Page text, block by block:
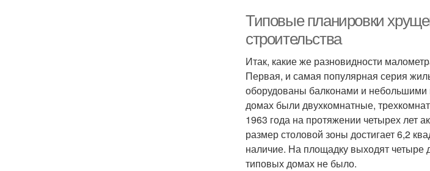
Типовые планировки
строительства
Итак, какие же разновидности
Первая, и самая популярная серия
оборудованы балконами и небольшими
домах были двухкомнатные,
1963 года на протяжении четырех лет
размер столовой зоны достигает 6,2
наличие. На площадку выходят
типовых домах не было.